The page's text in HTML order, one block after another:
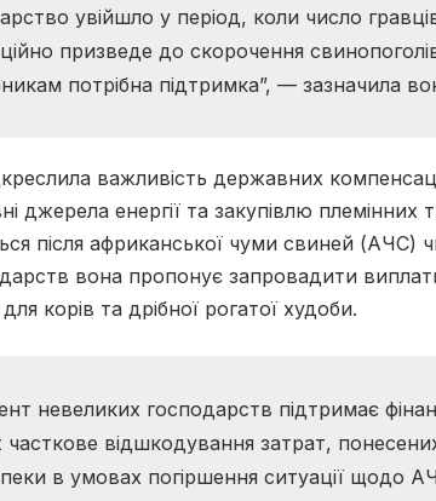
увійшло у період, коли число
призведе до скорочення
потрібна підтримка”, — зазначила
важливість державних
джерела енергії та закупівлю
після африканської чуми свиней (АЧС) чи
вона пропонує запровадити
корів та дрібної рогатої худоби.
невеликих господарств підтримає
часткове відшкодування затрат,
в умовах погіршення ситуації щодо